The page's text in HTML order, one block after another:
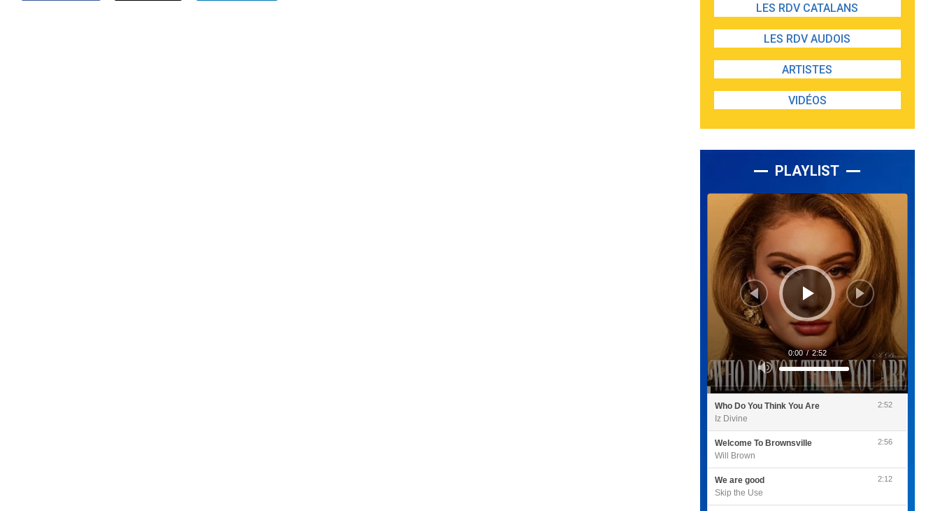
LES RDV CATALANS
LES RDV AUDOIS
ARTISTES
VIDÉOS
PLAYLIST
Lecteur
Utilisez
les
flèches
haut/bas
augmenter
le
volume.
0:00 / 2:52
Who Do You Think You Are
Iz Divine
2:52
Welcome To Brownsville
Will Brown
2:56
We are good
Skip the Use
2:12